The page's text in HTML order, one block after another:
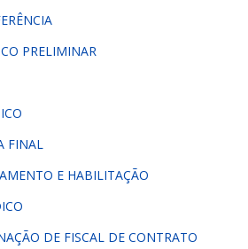
PRELIMINAR
FINAL
E HABILITAÇÃO
DE FISCAL DE CONTRATO